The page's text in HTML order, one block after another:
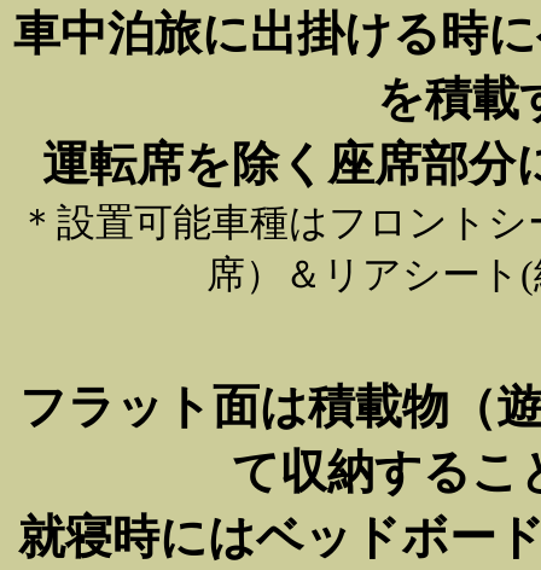
車中泊旅に出掛ける時
を積
運転席を除く座席部
＊設置可能車種はフロント
席）＆リアシート
フラット面は積載物（
て収納するこ
就寝時にはベッドボー